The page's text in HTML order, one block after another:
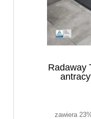
Radaway
zawiera